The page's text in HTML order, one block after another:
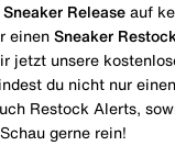
Sneaker Release auf
einen Sneaker Restock
jetzt unsere
du nicht nur
Restock Alerts,
gerne rein!